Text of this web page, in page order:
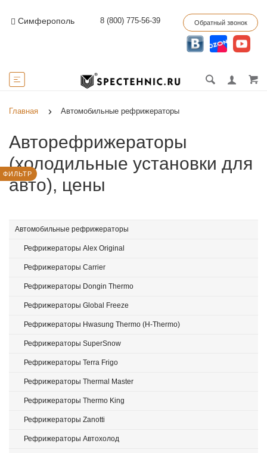
Симферополь 8 (800) 775-56-39 Обратный звонок
Главная Автомобильные рефрижераторы
Авторефрижераторы
(холодильные установки для
авто), цены
Автомобильные рефрижераторы
Рефрижераторы Alex Original
Рефрижераторы Carrier
Рефрижераторы Dongin Thermo
Рефрижераторы Global Freeze
Рефрижераторы Hwasung Thermo (H-Thermo)
Рефрижераторы SuperSnow
Рефрижераторы Terra Frigo
Рефрижераторы Thermal Master
Рефрижераторы Thermo King
Рефрижераторы Zanotti
Рефрижераторы Автохолод
ФИЛЬТР